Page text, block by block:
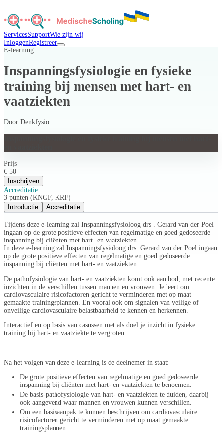
ServicesSupportWie zijn wij
InloggenRegistreer
E-learning
Inspanningsfysiologie en fysieke
training bij mensen met hart- en
vaatziekten
Door Denkfysio
Prijs
€ 50
Inschrijven
Accreditatie
3 punten (KNGF, KRF)
Introductie
Accreditatie
Tijdens deze e-learning zal Inspanningsfysioloog drs . Gerard van der Poel
ingaan op de grote positieve effecten van regelmatige en goed gedoseerde
inspanning bij cliënten met hart- en vaatziekten.
In deze e-learning zal Inspanningsfysioloog drs .Gerard van der Poel ingaan
op de grote positieve effecten van regelmatige en goed gedoseerde
inspanning bij cliënten met hart- en vaatziekten.
De pathofysiologie van hart- en vaatziekten komt ook aan bod, met recente
inzichten in de verschillen tussen mannen en vrouwen. Je leert om
cardiovasculaire risicofactoren gericht te verminderen met op maat
gemaakte trainingsplannen. En vooral ook om signalen van veilige of
onveilige cardiovasculaire belastbaarheid te kennen en herkennen.
Interactief en op basis van casussen met als doel je inzicht in fysieke
training bij hart- en vaatziekte te vergroten.
Na het volgen van deze e-learning is de deelnemer in staat:
De grote positieve effecten van regelmatige en goed gedoseerde
inspanning bij cliënten met hart- en vaatziekten te benoemen.
De basis-pathofysiologie van hart- en vaatziekten te duiden, daarbij
ook aangevend waar mannen en vrouwen kunnen verschillen.
Om een basisaanpak te kunnen beschrijven om cardiovasculaire
risicofactoren gericht te verminderen met op maat gemaakte
trainingsplannen.